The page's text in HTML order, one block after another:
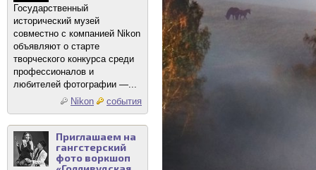
Государственный
исторический музей
совместно с компанией Nikon
объявляют о старте
творческого конкурса среди
профессионалов и
любителей фотографии —...
Nikon
события
Приглашаем на
гангстерский
фото воркшоп